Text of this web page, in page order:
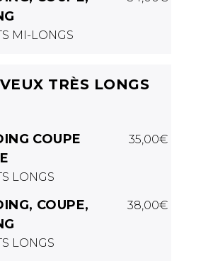
MI-LONGS
TRÈS LONGS
COUPE
35,00€
LONGS
COUPE,
38,00€
LONGS